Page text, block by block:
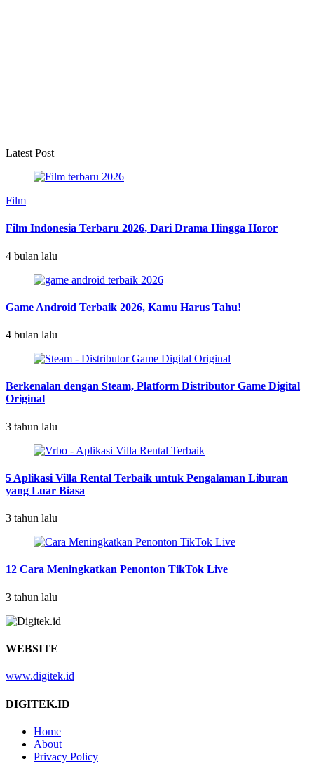
Latest Post
Film
Film Indonesia Terbaru 2026, Dari Drama Hingga Horor
4 bulan lalu
Game Android Terbaik 2026, Kamu Harus Tahu!
4 bulan lalu
Berkenalan dengan Steam, Platform Distributor Game Digital
Original
3 tahun lalu
5 Aplikasi Villa Rental Terbaik untuk Pengalaman Liburan
yang Luar Biasa
3 tahun lalu
12 Cara Meningkatkan Penonton TikTok Live
3 tahun lalu
WEBSITE
www.digitek.id
DIGITEK.ID
Home
About
Privacy Policy